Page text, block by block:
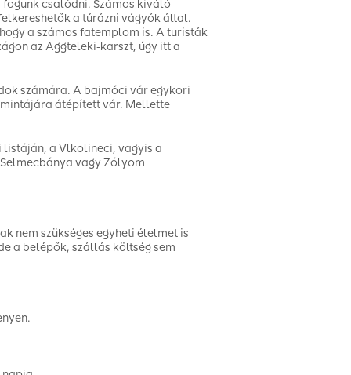
csalódni. Számos kiváló
a túrázni vágyók által.
a számos fatemplom is. A turisták
az Aggteleki-karszt, úgy itt a
számára. A bajmóci vár egykori
átépített vár. Mellette
listáján, a Vlkolineci, vagyis a
vagy Zólyom
nem szükséges egyheti élelmet is
a belépők, szállás költség sem